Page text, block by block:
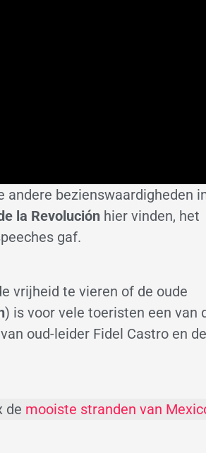
andere bezienswaardigheden
la Revolución hier vinden, het
gaf.
vrijheid te vieren of de oude
) is voor vele toeristen een van
oud-leider Fidel Castro en de
de mooiste stranden van